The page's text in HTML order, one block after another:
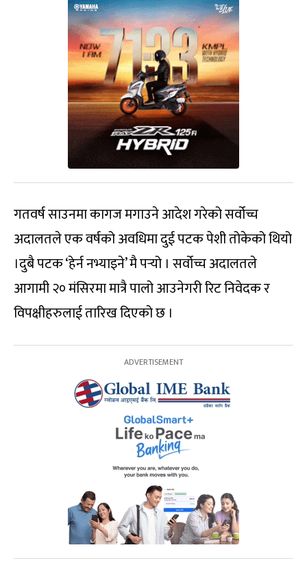
गतवर्ष साउनमा कागज मगाउने आदेश गरेको सर्वोच्च
अदालतले एक वर्षको अवधिमा दुई पटक पेशी तोकेको थियो
।दुबै पटक ‘हेर्न नभ्याइने’ मै पर्‍यो । सर्वोच्च अदालतले
आगामी २० मंसिरमा मात्रै पालो आउनेगरी रिट निवेदक र
विपक्षीहरुलाई तारिख दिएको छ ।